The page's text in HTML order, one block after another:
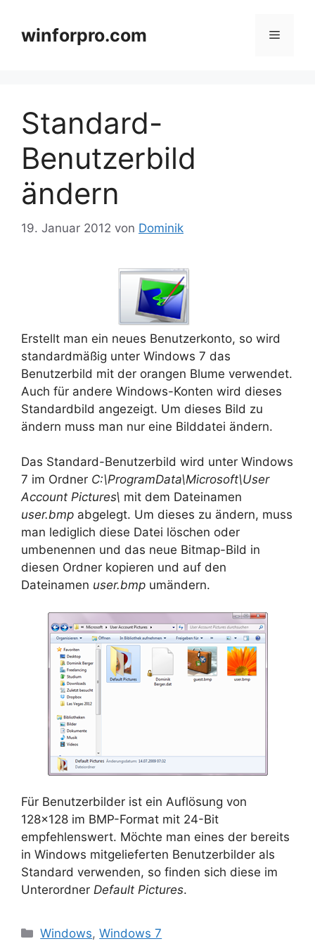
springenwinforpro.com Menü
Standard-
Benutzerbild
ändern
19. Januar 2012 von Dominik
Erstellt man ein neues Benutzerkonto, so wird
standardmäßig unter Windows 7 das
Benutzerbild mit der orangen Blume verwendet.
Auch für andere Windows-Konten wird dieses
Standardbild angezeigt. Um dieses Bild zu
ändern muss man nur eine Bilddatei ändern.
Das Standard-Benutzerbild wird unter Windows
7 im Ordner C:\ProgramData\Microsoft\User
Account Pictures\ mit dem Dateinamen
user.bmp abgelegt. Um dieses zu ändern, muss
man lediglich diese Datei löschen oder
umbenennen und das neue Bitmap-Bild in
diesen Ordner kopieren und auf den
Dateinamen user.bmp umändern.
Für Benutzerbilder ist ein Auflösung von
128×128 im BMP-Format mit 24-Bit
empfehlenswert. Möchte man eines der bereits
in Windows mitgelieferten Benutzerbilder als
Standard verwenden, so finden sich diese im
Unterordner Default Pictures.
Kategorien
Windows,Windows 7